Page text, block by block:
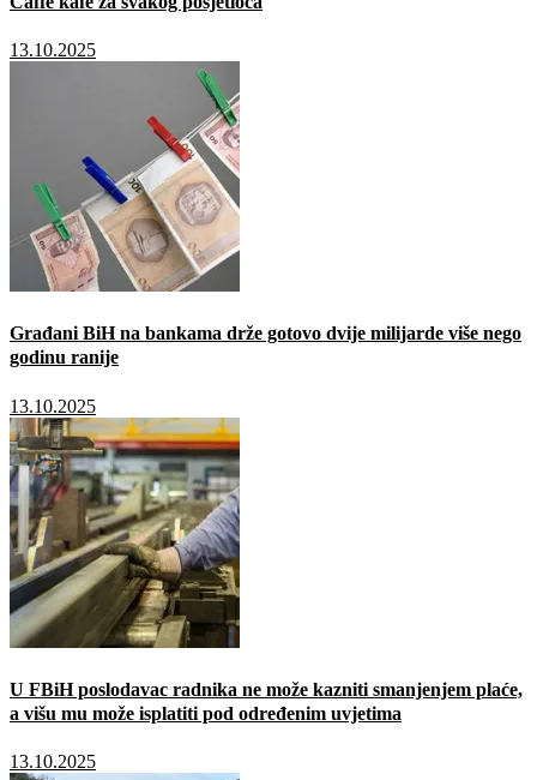
13.10.2025
Građani BiH na bankama drže gotovo dvije milijarde više nego
godinu ranije
13.10.2025
U FBiH poslodavac radnika ne može kazniti smanjenjem plaće,
a višu mu može isplatiti pod određenim uvjetima
13.10.2025